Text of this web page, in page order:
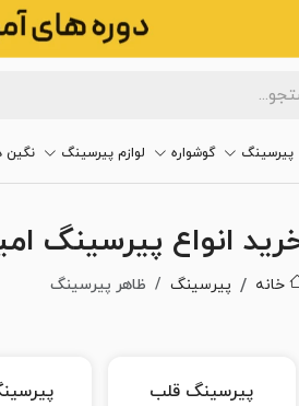
پیرسینگ گوشواره لوازم پیرسینگ نگین
انواع پیرسینگ
خانه پیرسینگ ظاهر پیرسینگ
قلب پیرسینگ ستاره